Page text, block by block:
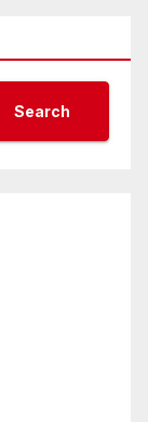
Search